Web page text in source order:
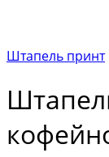
Штапель принт